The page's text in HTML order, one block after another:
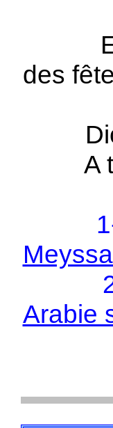
En
des
A
2
Arabie